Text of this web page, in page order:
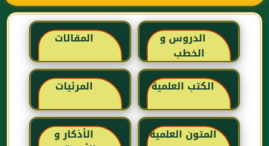
الدروس و
الخطب
المقالات
الكتب العلمية المرئيات
المتون العلمية
الأذكار و